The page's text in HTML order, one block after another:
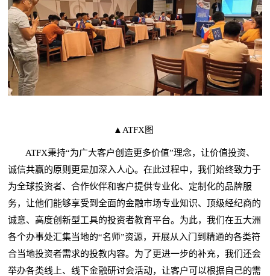
▲ATFX图
ATFX秉持“为广大客户创造更多价值”理念，让价值投资、
诚信共赢的原则更是加深入人心。在此过程中，我们始终致力于
为全球投资者、合作伙伴和客户提供专业化、定制化的品牌服
务，让他们能够享受到全面的金融市场专业知识、顶级经纪商的
诚意、高度创新型工具的投资者教育平台。为此，我们在五大洲
各个办事处汇集当地的“名师”资源，开展从入门到精通的各类符
合当地投资者需求的投教内容。为了更进一步的补充，我们还会
举办各类线上、线下金融研讨会活动，让客户可以根据自己的需